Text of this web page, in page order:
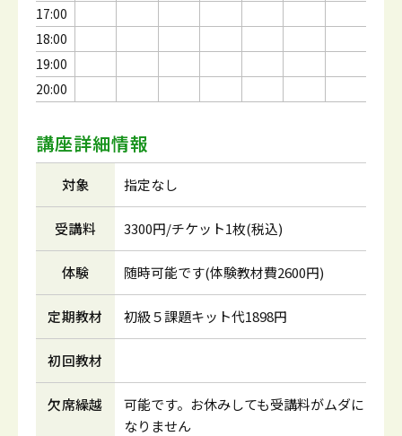
17:00
18:00
19:00
20:00
講座詳細情報
対象 指定なし
受講料 3300円/チケット1枚(税込)
体験 随時可能です(体験教材費2600円)
定期教材 初級５課題キット代1898円
初回教材
欠席繰越
可能です。お休みしても受講料がムダに
なりません